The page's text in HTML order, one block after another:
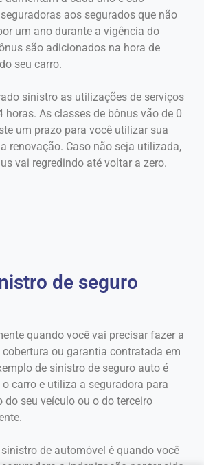
aos segurados que não
um ano durante a vigência do
são adicionados na hora de
seu carro.
sinistro as utilizações de serviços
horas. As classes de bônus vão de 0
um prazo para você utilizar sua
renovação. Caso não seja utilizada,
vai regredindo até voltar a zero.
de seguro
quando você vai precisar fazer a
ou garantia contratada em
de sinistro de seguro auto é
carro e utiliza a seguradora para
do seu veículo ou o do terceiro
de automóvel é quando você